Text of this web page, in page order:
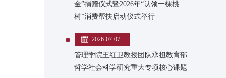
金”捐赠仪式暨2026年“认领一棵桃
树”消费帮扶启动仪式举行
2026-07-07
管理学院王红卫教授团队承担教育部
哲学社会科学研究重大专项核心课题